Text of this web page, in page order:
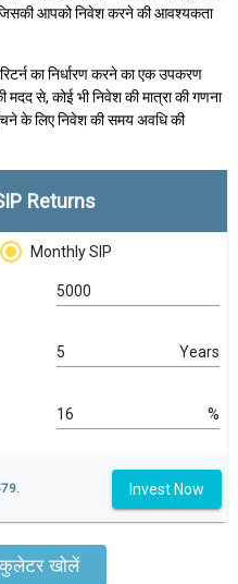
आपको निवेश करने की आवश्यकता
का निर्धारण करने का एक उपकरण
से, कोई भी निवेश की मात्रा की गणना
के लिए निवेश की समय अवधि की
Returns
Monthly SIP
Years
%
.
Invest Now
खोलें